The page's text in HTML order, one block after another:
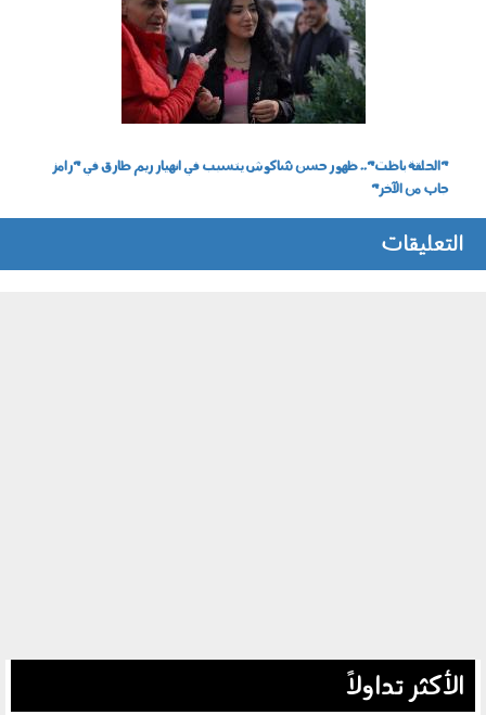
"الحلقة باظت".. ظهور حسن شاكوش يتسبب في انهيار ريم طارق في "رامز
جاب من الآخر"
التعليقات
الأكثر تداولاً